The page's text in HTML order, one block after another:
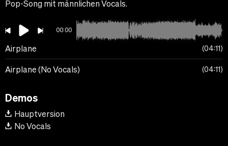
Pop-Song mit männlichen Vocals.
00:00
Airplane 04:11
Airplane (No Vocals) 04:11
Demos
Hauptversion
No Vocals